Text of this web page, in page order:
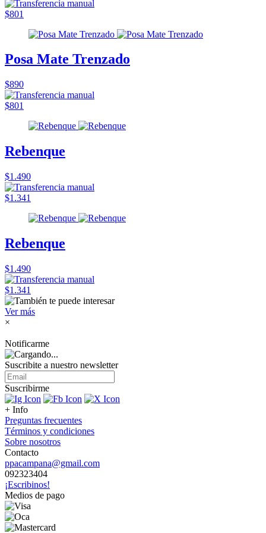
$801
Posa Mate Trenzado
$890
$801
Rebenque
$1.490
$1.341
Rebenque
$1.490
$1.341
Ver más
×
Notificarme
Suscribite a nuestro newsletter
Suscribirme
+ Info
Preguntas frecuentes
Términos y condiciones
Sobre nosotros
Contacto
ppacampana@gmail.com
092323404
¡Escribinos!
Medios de pago